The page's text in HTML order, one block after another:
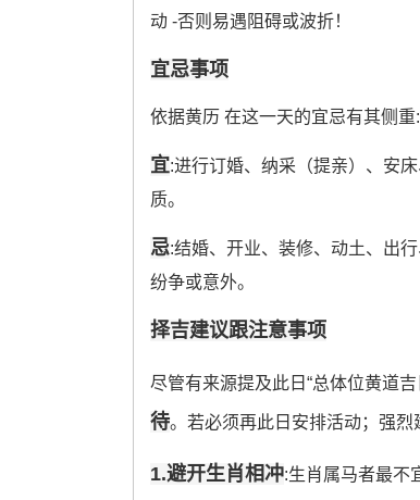
动 -否则易遇阻碍或波折！
宜忌事项
依据黄历 在这一天的宜忌有其侧重:
宜:进行订婚、纳采（提亲）、安
质。
忌:结婚、开业、装修、动土、出
纷争或意外。
择吉建议跟注意事项
尽管有来源提及此日“总体位黄道
待。若必须再此日安排活动；强烈
1.避开生肖相冲:生肖属马者最不